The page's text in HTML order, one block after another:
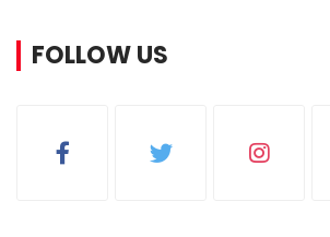
FOLLOW US